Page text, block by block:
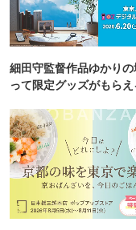
細田守監督作品ゆかり
って限定グッズがもら